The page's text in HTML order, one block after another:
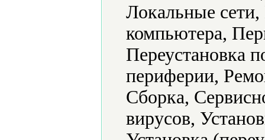
Локальные
компьютера,
Переустановка
периферии,
Сборка,
вирусов,